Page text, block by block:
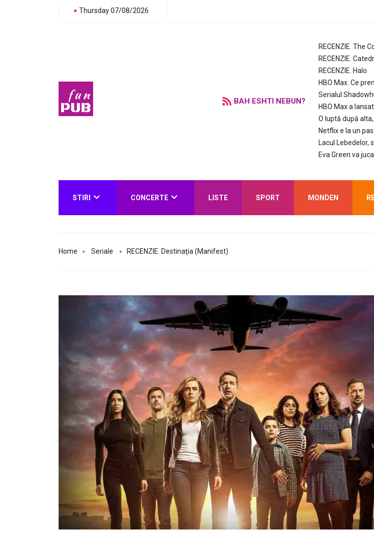
Thursday 07/08/2026
BAH ESHTI NEBUN?
RECENZIE. The
RECENZIE.
RECENZIE. Halo
HBO Max. Ce
Serialul
HBO Max a
O luptă după
Netflix e la un
Lacul Lebedelor,
Eva Green va
STIRI CONCERTE LISTE SPORT MONDEN
Home Seriale RECENZIE. Destinaţia (Manifest)